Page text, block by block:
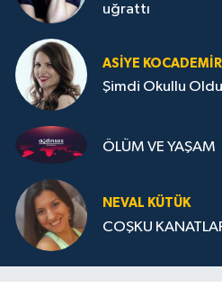
uğrattı
ASIYE KOCADEMİR
Şimdi Okullu
ÖLÜM VE YAŞAM
NEVAL KÜTÜK
COŞKU